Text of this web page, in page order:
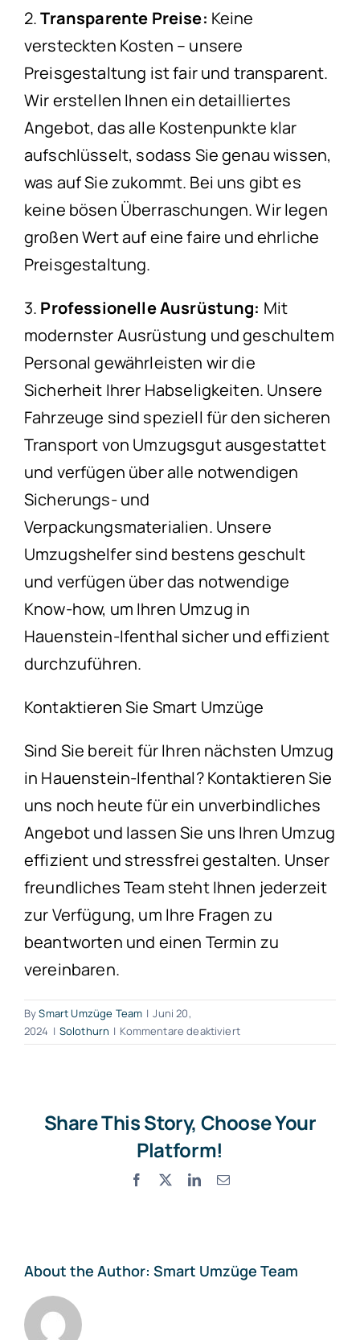
2.Transparente Preise: Keine
versteckten Kosten – unsere
Preisgestaltung ist fair und transparent.
Wir erstellen Ihnen ein detailliertes
Angebot, das alle Kostenpunkte klar
aufschlüsselt, sodass Sie genau wissen,
was auf Sie zukommt. Bei uns gibt es
keine bösen Überraschungen. Wir legen
großen Wert auf eine faire und ehrliche
Preisgestaltung.
3. Professionelle Ausrüstung: Mit
modernster Ausrüstung und geschultem
Personal gewährleisten wir die
Sicherheit Ihrer Habseligkeiten. Unsere
Fahrzeuge sind speziell für den sicheren
Transport von Umzugsgut ausgestattet
und verfügen über alle notwendigen
Sicherungs- und
Verpackungsmaterialien. Unsere
Umzugshelfer sind bestens geschult
und verfügen über das notwendige
Know-how, um Ihren Umzug in
Hauenstein-Ifenthal sicher und effizient
durchzuführen.
Kontaktieren Sie Smart Umzüge
Sind Sie bereit für Ihren nächsten Umzug
in Hauenstein-Ifenthal? Kontaktieren Sie
uns noch heute für ein unverbindliches
Angebot und lassen Sie uns Ihren Umzug
effizient und stressfrei gestalten. Unser
freundliches Team steht Ihnen jederzeit
zur Verfügung, um Ihre Fragen zu
beantworten und einen Termin zu
vereinbaren.
BySmart Umzüge Team | Juni 20,
2024 | Solothurn | Kommentare deaktiviertfür
Umzug
Share This Story, Choose Your
Platform!
Facebook LinkedInEmail
About the Author: Smart Umzüge Team